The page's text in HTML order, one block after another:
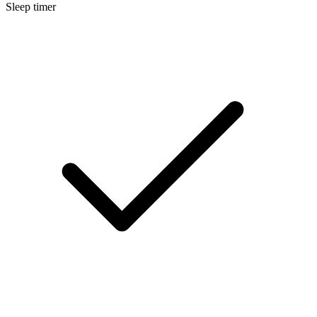
Sleep timer